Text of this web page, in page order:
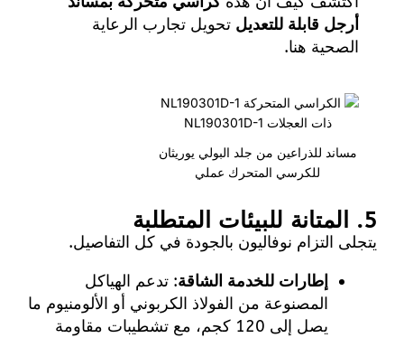
أرجل قابلة للتعديلتحويل تجارب الرعاية
الصحيةهنا.
مساند للذراعين من جلد البولي يوريثان
للكرسي المتحرك عملي
يتجلى التزام نوفاليون بالجودة في كل التفاصيل.
إطارات للخدمة الشاقة: تدعم الهياكل
المصنوعة من الفولاذ الكربوني أو الألومنيوم ما
يصل إلى 120 كجم، مع تشطيبات مقاومة